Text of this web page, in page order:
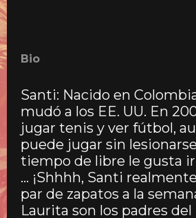
Bio
Santi: Nacido en
mudó a los EE. UU. En
jugar tenis y ver fútbol,
puede jugar sin
tiempo de libre le gusta
… ¡Shhhh, Santi
par de zapatos a la
Laurita son los padres